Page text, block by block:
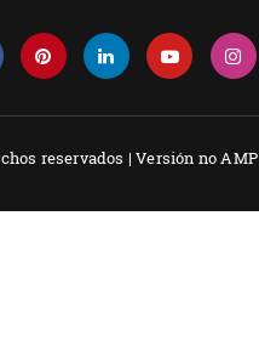
reservados |Versión no AMP